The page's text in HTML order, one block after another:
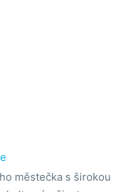
městečka s širokou